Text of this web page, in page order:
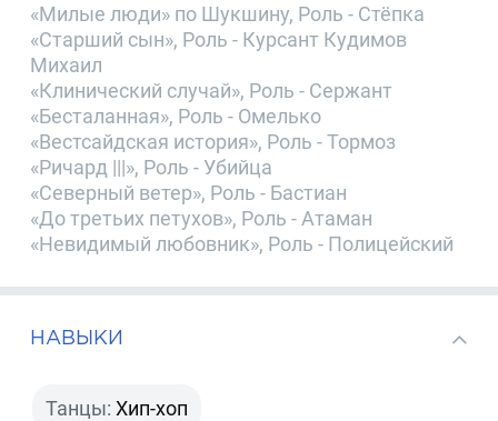
«Милые люди» по Шукшину, Роль - Стёпка
«Старший сын», Роль - Курсант Кудимов
Михаил
«Клинический случай», Роль - Сержант
«Бесталанная», Роль - Омелько
«Вестсайдская история», Роль - Тормоз
«Ричард |||», Роль - Убийца
«Северный ветер», Роль - Бастиан
«До третьих петухов», Роль - Атаман
«Невидимый любовник», Роль - Полицейский
НАВЫКИ
Танцы: Хип-хоп